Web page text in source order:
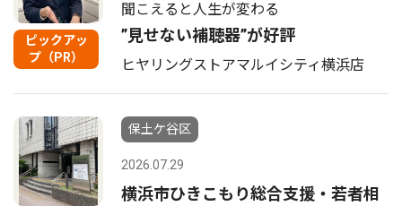
ピックアッ
プ（PR）
聞こえると人生が変わる
”見せない補聴器”が好評
ヒヤリングストアマルイシティ横浜店
保土ケ谷区
2026.07.29
横浜市ひきこもり総合支援・若者相